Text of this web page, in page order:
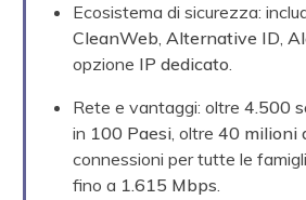
Ecosistema di sicurezza:
CleanWeb,Alternative ID,
opzione IP dedicato.
Rete e vantaggi: oltre4.500
in 100 Paesi, oltre40 milioni
connessioni per tutte le
fino a 1.615 Mbps.